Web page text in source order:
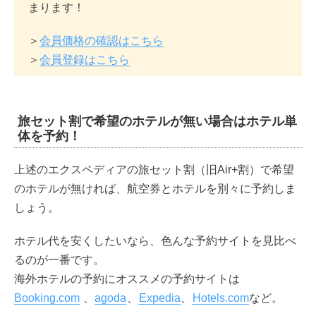
まります！
＞ 会員価格の確認はこちら
＞ 会員登録はこちら
旅セット割で希望のホテルが無い場合はホテル単
体を予約！
上述のエクスペディアの旅セット割（旧Air+割）で希望
のホテルが無ければ、航空券とホテルを別々に予約しま
しょう。
ホテル代を安くしたいなら、色んな予約サイトを見比べ
るのが一番です。
海外ホテルの予約にオススメの予約サイトは
Booking.com
agoda Expedia Hotels.comなど。